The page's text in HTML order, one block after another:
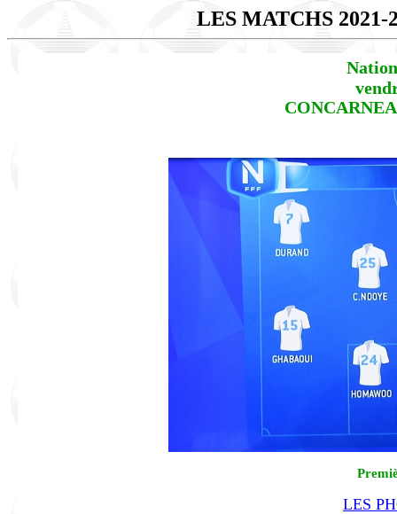
LES MATCHS
LES